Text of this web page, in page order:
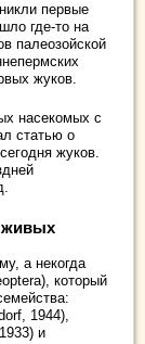
первые
где-то на
палеозойской
жуков.
насекомых с
статью о
жуков.
живых
а некогда
который
1944),
и